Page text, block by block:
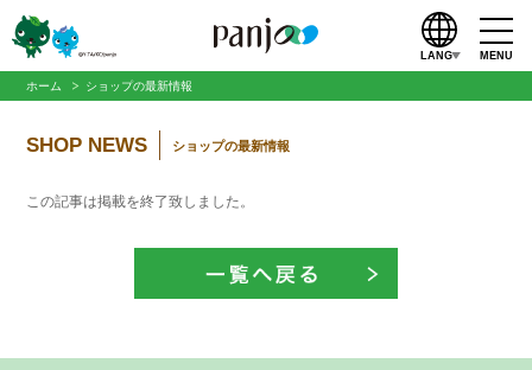
LANG MENU
ホーム ショップの最新情報
SHOP NEWS ショップの最新情報
この記事は掲載を終了致しました。